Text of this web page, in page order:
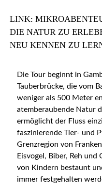
LINK:
DIE NATUR ZU
NEU KENNEN ZU
Die Tour beginnt in
Tauberbrücke, die vom
weniger als 500 Meter
atemberaubende Natur
ermöglicht der Fluss
faszinierende Tier- und
Grenzregion von
Eisvogel, Biber, Reh
von Kindern bestaunt
immer festgehalten